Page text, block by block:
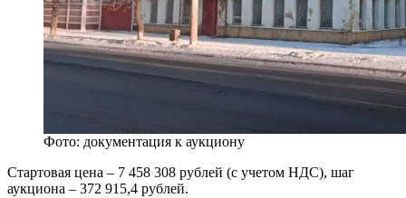
Фото: документация к аукциону
Стартовая цена – 7 458 308 рублей (с учетом НДС), шаг
аукциона – 372 915,4 рублей.